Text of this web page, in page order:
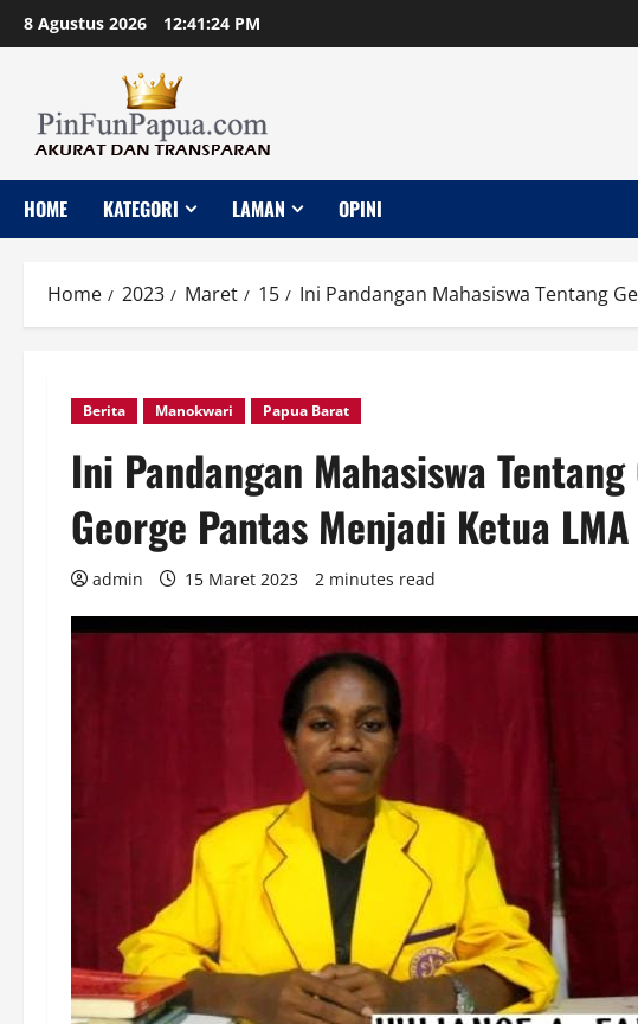
Skip
to
8 Agustus 2026 12:41:25 PM
HOME KATEGORI LAMAN OPINI
Home 2023 Maret 15 Ini Pandangan Mahasiswa Tentang
Berita Manokwari Papua Barat
Ini Pandangan Mahasiswa
George Pantas Menjadi Ketua
admin 15 Maret 2023 2 minutes read